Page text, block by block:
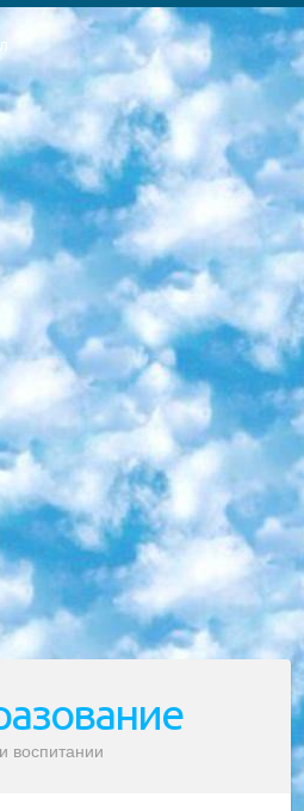
история Узбекистана *По выбору студента:  Химия  Физика  Основы государственного права  География 10 бесплатных образовательных ресурсов - Мы составили подборку онлайн-проектов с интерактивными упражнениями, видеолекциями и статьями. Они помогут вам обрести новые и освежить старые знания бесплатно. 1. «ИНТУИТ» Старейшая образовательная площадка Рунета. Здесь вы найдёте сотни текстовых и видеокурсов на десятки различных тем — от программирования до психологии. Многие курсы подготовлены российскими университетами и крупными международными компаниями вроде Intel и Microsoft. Самостоятельное обучение бесплатное, но желающие могут оплатить услуги персональных наставников. 2. «Смартия» знакомит с актуальными профессиями и подсказывает, как им обучаться. Выбрав заинтересовавшую вас специальность — SMM-специалист, фотограф, веб-дизайнер или другую, — увидите список необходимых для неё умений. Чтобы вы могли освоить их самостоятельно, для каждого умения площадка отображает подборку ссылок на учебные материалы. Хотя «Смартия» ориентируется на русскоязычную аудиторию, часть контента всё же доступна только на английском. 3. «Лекторий Физтеха» Проект Московского физико-технического института (Физтеха). С его помощью вы можете смотреть онлайн серии лекций, записанные на видео в этом вузе. В числе доступных предметов — физика, биология, химия, информационные технологии и другие. К некоторым лекциям администрация ресурса прилагает готовые конспекты, которые можно скачивать в PDF-формате. 4. ITMOcourses Онлайн-площадка Санкт-Петербургского национального исследовательского университета информационных технологий, механики и оптики (ИТМО). Ресурс предоставляет свободный доступ к курсам, разработанным в этом вузе. Каталог материалов разбит на четыре категории: «Оптические системы и технологии», «Приборостроение и робототехника», «Информационные технологии» и «Биотехнологии». Курсы состоят из видеолекций, интерактивных демонстраций и заданий. 5. «КиберЛенинка» Электронная научная библиотека открытого доступа. Каталог площадки регулярно обрастает текстами статей из различных научных изданий. Сгруппированные по журналам и рубрикам публикации можно читать онлайн или скачивать целиком в PDF-формате. Проект нацелен на популяризацию науки за счёт открытого доступа к качественной информации. 6. «ПостНаука» На этом ресурсе публикуют подборки видеолекций, составленные экспертами из разных отраслей и объединённые общими темами. Среди них, к примеру, есть серии «Биоинформатика и геномика», «Культура средневековой Скандинавии» и Cinema Studies о теории кино. Каждая подборка лекций — логически связанная история, рассказанная экспертом от первого лица. Кроме того, на сайте появляются научно-образовательные статьи и тесты на разные темы. 7. «Newочём» Команда проекта «Newочём» отбирает самые интересные тексты из англоязычных СМИ и переводит те из них, за которые голосуют участники сообщества «ВКонтакте». По большей части это научно-популярные статьи. Редакторы придумывают лишь заголовки, в остальном содержание переводов соответствует оригиналам. Полные тексты можно читать прямо в социальной сети. 8. InternetUrok Онлайн-база материалов по основным дисциплинам школьной программы. Информация на сайте структурирована по классам, предметам и темам (урокам). Каждый урок состоит из видеолекций и конспектов. Есть также интерактивные тренажёры и тесты для закрепления пройденного материала. Даже если вы давно окончили школу, возможность повторить программу старших классов всегда может пригодиться. 9. Edutainme Ещё один ресурс об образовании. В отличие от Newtonew, как мне кажется, Edutainme больше ориентируется на представителей индустрии: педагогов, предпринимателей, разработчиков образовательных проектов. Но и любой, кто просто стремится к саморазвитию, найдёт на сайте много полезного и интересного для себя. Например, информацию о новых курсах и образовательных сервисах. 10. Newtonew Онлайн-медиа об образовании и обучении в широком смысле. Авторы Newtonew пишут об инструментах, заведениях, тактиках и стратегиях, которые помогают учить других и получать новые знания самостоятельно. На этой площадке вы найдёте новости, обзоры, аналитические мат
воспитании